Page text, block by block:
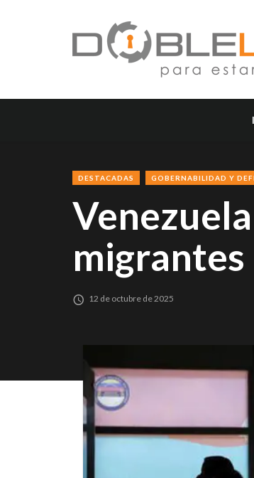
DESTACADAS GOBERNABILIDAD Y
12 de octubre de 2025